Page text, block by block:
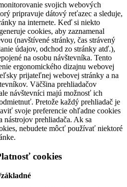
svojich webových
pripravuje dátový reťazec a sleduje,
na internete. Keď si niekto
cookies, aby zaznamenal
(navštívené stránky, čas strávený
údajov, odchod zo stránky atď.),
na osobu návštevníka. Tento
ergonomického dizajnu webovej
prijateľnej webovej stránky a na
Väčšina prehliadačov
návštevníci majú možnosť ich
Pretože každý prehliadač je
svoje preferencie ohľadne cookies
nástrojov prehliadača. Ak sa
nebudete môcť používať niektoré
cookies